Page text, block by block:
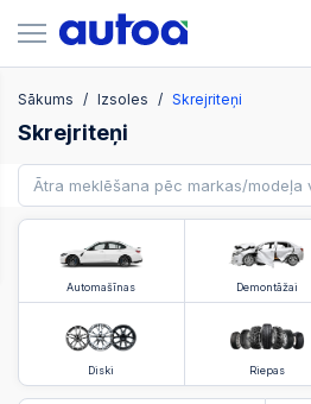
Sākums Izsoles Skrejriteņi
Skrejriteņi
Automašīnas Demontāžai
Diski Riepas